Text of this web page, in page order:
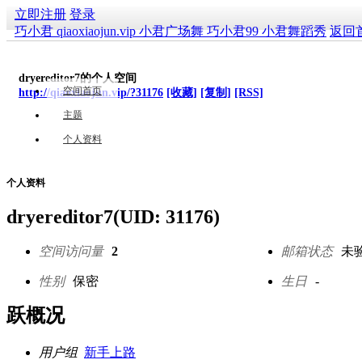
立即注册 登录
巧小君 qiaoxiaojun.vip 小君广场舞 巧小君99 小君舞蹈秀 返回
dryereditor7的个人空间
http://qiaoxiaojun.vip/?31176 [收藏] [复制] [RSS]
空间首页
主题
个人资料
个人资料
dryereditor7(UID: 31176)
空间访问量 2 邮箱状态 未
性别 保密 生日 -
跃概况
用户组 新手上路